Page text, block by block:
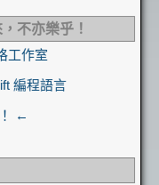
不亦樂乎！
工作室
編程語言
←